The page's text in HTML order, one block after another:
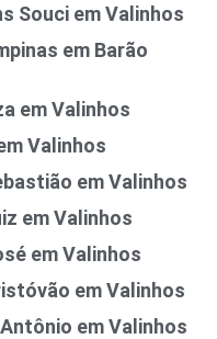
Souci em Valinhos
em Barão
em Valinhos
Valinhos
em Valinhos
em Valinhos
em Valinhos
em Valinhos
em Valinhos